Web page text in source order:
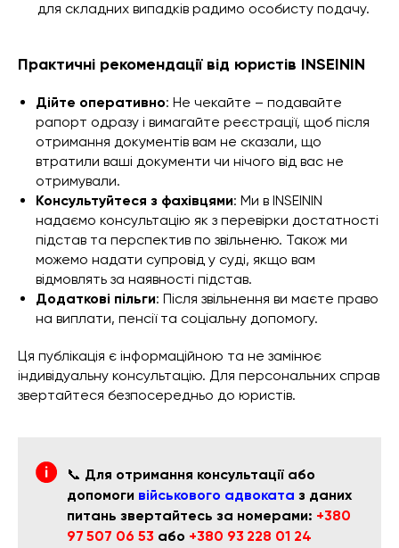
для складних випадків радимо особисту подачу.
Практичні рекомендації від юристів INSEININ
Дійте оперативно: Не чекайте – подавайте
рапорт одразу і вимагайте реєстрації, щоб після
отримання документів вам не сказали, що
втратили ваші документи чи нічого від вас не
отримували.
Консультуйтеся з фахівцями: Ми в INSEININ
надаємо консультацію як з перевірки достатності
підстав та перспектив по звільненю. Також ми
можемо надати супровід у суді, якщо вам
відмовлять за наявності підстав.
Додаткові пільги: Після звільнення ви маєте право
на виплати, пенсії та соціальну допомогу.
Ця публікація є інформаційною та не замінює
індивідуальну консультацію. Для персональних справ
звертайтеся безпосередньо до юристів.
📞 Для отримання консультації або
допомоги військового адвоката з даних
питань звертайтесь за номерами: +380
97 507 06 53 або +380 93 228 01 24